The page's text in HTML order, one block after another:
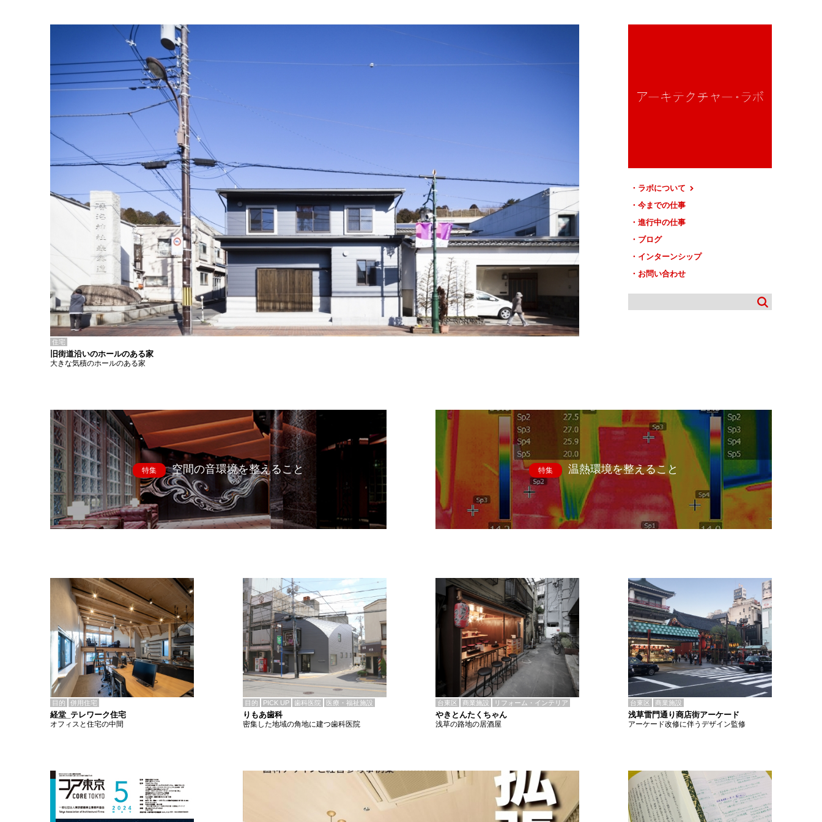
ラボについて
今までの仕事
進行中の仕事
ブログ
インターンシップ
お問い合わせ
住宅
旧街道沿いのホールのある家
大きな気積のホールのある家
特集 空間の音環境を整えること 特集 温熱環境を整えること
目的 併用住宅
経堂_テレワーク住宅
オフィスと住宅の中間
目的 PICK UP 歯科医院 医療・福祉施設
りもあ歯科
密集した地域の角地に建つ歯科医院
台東区 商業施設 リフォーム・インテリア
やきとんたくちゃん
浅草の路地の居酒屋
台東区 商業施設
浅草雷門通り商店街アーケード
アーケード改修に伴うデザイン監修